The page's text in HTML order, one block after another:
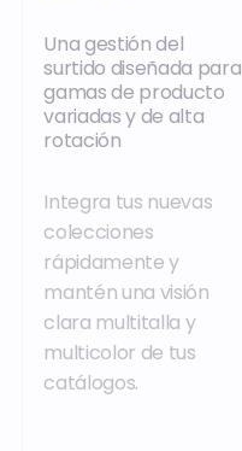
Una gestión del
surtido diseñada para
gamas de producto
variadas y de alta
rotación
Integra tus nuevas
colecciones
rápidamente y
mantén una visión
clara multitalla y
multicolor de tus
catálogos.